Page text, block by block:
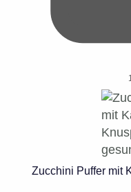
Zucchini Puffer mit